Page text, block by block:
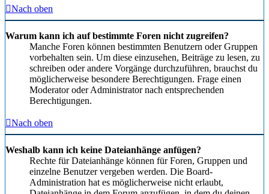
Nach oben
Warum kann ich auf bestimmte Foren nicht zugreifen?
Manche Foren können bestimmten Benutzern oder Gruppen
vorbehalten sein. Um diese einzusehen, Beiträge zu lesen, zu
schreiben oder andere Vorgänge durchzuführen, brauchst du
möglicherweise besondere Berechtigungen. Frage einen
Moderator oder Administrator nach entsprechenden
Berechtigungen.
Nach oben
Weshalb kann ich keine Dateianhänge anfügen?
Rechte für Dateianhänge können für Foren, Gruppen und
einzelne Benutzer vergeben werden. Die Board-
Administration hat es möglicherweise nicht erlaubt,